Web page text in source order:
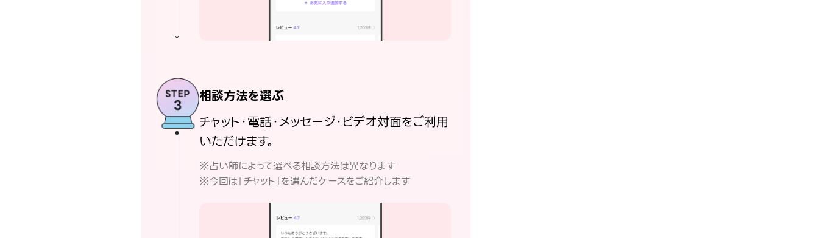
相談方法を選ぶ
チャット・電話・メッセージ・ビデオ対面をご利用
いただけます。
※占い師によって選べる相談方法は異なります
※今回は「チャット」を選んだケースをご紹介します